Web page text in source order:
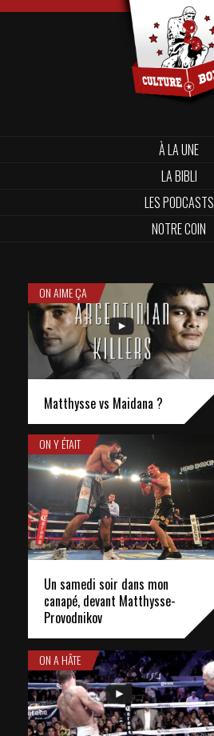
À LA UNE
LA BIBLI
LES PODCASTS
NOTRE COIN
ON AIME ÇA
Matthysse vs Maidana ?
ON Y ÉTAIT
Un samedi soir dans mon
canapé, devant Matthysse-
Provodnikov
ON A HÂTE